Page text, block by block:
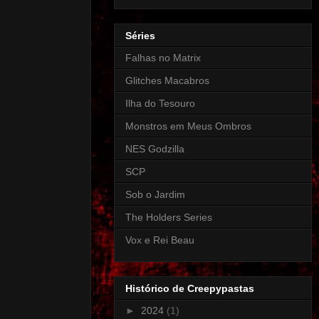
Séries
Falhas no Matrix
Glitches Macabros
Ilha do Tesouro
Monstros em Meus Ombros
NES Godzilla
SCP
Sob o Jardim
The Holders Series
Vox e Rei Beau
Histórico de Creepypastas
► 2024 (1)